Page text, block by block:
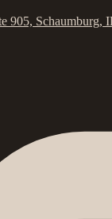
905, Schaumburg,